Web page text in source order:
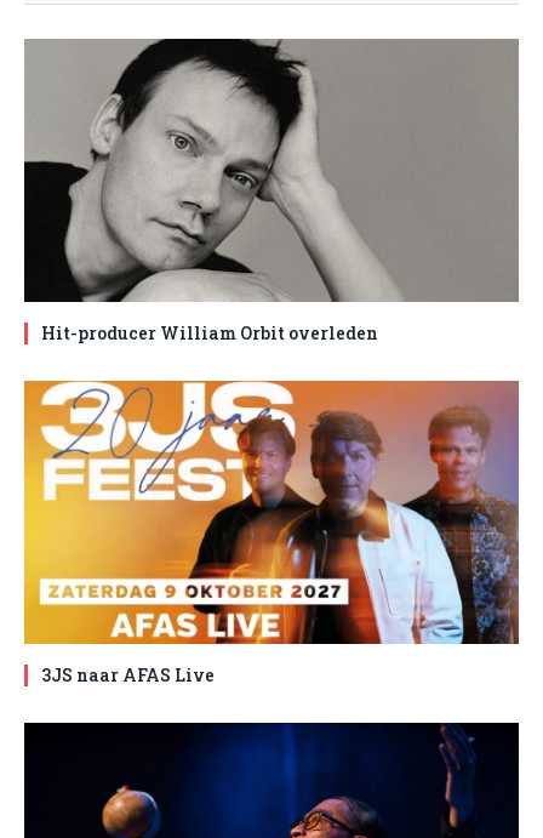
Hit-producer William Orbit overleden
3JS naar AFAS Live